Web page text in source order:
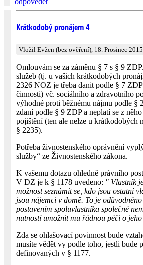
odpovědět
Krátkodobý pronájem 4
Vložil Evžen (bez ověření), 18. Prosinec
Omlouvám se za záměnu § 7 s § 9
služeb (tj. u vašich krátkodobých
2326 NOZ je třeba danit podle § 7
činnosti) vč. sociálního a zdravotního
výhodné proti běžnému nájmu podle §
zdaní podle § 9 ZDP a neplatí se z
pojištění (ten ale nelze u krátkodobých
§ 2235).
Potřeba živnostenského oprávnění
služby“ ze Živnostenského zákona.
K vašemu dotazu ohledně právního
V DZ je k § 1178 uvedeno: " Vlastník
možnost seznámit se, kdo jsou ostatní
jsou nájemci v domě. To je
postavením spoluvlastníka společné
nutností umožnit mu řádnou péči o
Zda se ohlašovací povinnost bude
musíte vědět vy podle toho, jestli bude
definovaných v § 1177.